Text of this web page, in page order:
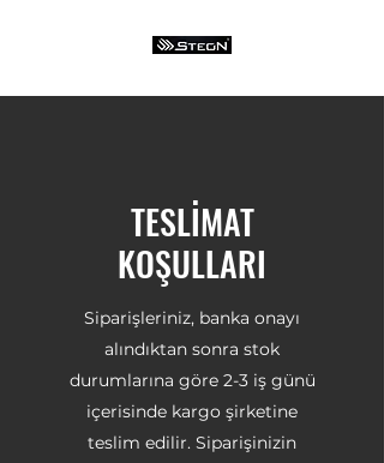
TESLİMAT
KOŞULLARI
Siparişleriniz, banka onayı
alındıktan sonra stok
durumlarına göre 2-3 iş günü
içerisinde kargo şirketine
teslim edilir. Siparişinizin